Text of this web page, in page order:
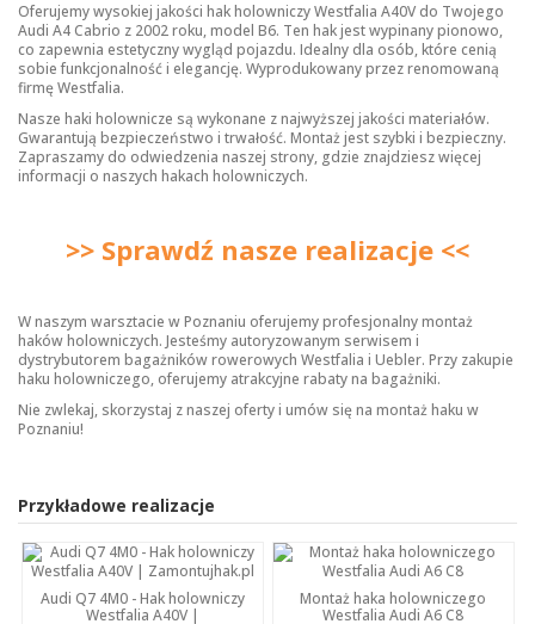
Oferujemy wysokiej jakości hak holowniczy Westfalia A40V do Twojego
Audi A4 Cabrio z 2002 roku, model B6. Ten hak jest wypinany pionowo,
co zapewnia estetyczny wygląd pojazdu. Idealny dla osób, które cenią
sobie funkcjonalność i elegancję. Wyprodukowany przez renomowaną
firmę Westfalia.
Nasze haki holownicze są wykonane z najwyższej jakości materiałów.
Gwarantują bezpieczeństwo i trwałość. Montaż jest szybki i bezpieczny.
Zapraszamy do odwiedzenia naszej strony, gdzie znajdziesz więcej
informacji o naszych hakach holowniczych.
>> Sprawdź nasze realizacje <<
W naszym warsztacie w Poznaniu oferujemy profesjonalny montaż
haków holowniczych. Jesteśmy autoryzowanym serwisem i
dystrybutorem bagażników rowerowych Westfalia i Uebler. Przy zakupie
haku holowniczego, oferujemy atrakcyjne rabaty na bagażniki.
Nie zwlekaj, skorzystaj z naszej oferty i umów się na montaż haku w
Poznaniu!
Przykładowe realizacje
Audi Q7 4M0 - Hak holowniczy
Westfalia A40V |
Montaż haka holowniczego
Westfalia Audi A6 C8